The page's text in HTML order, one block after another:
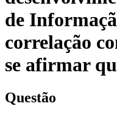
de
correlação
se afirmar
Questão